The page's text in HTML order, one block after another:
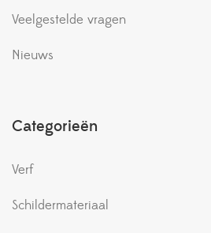
Veelgestelde vragen
Nieuws
Categorieën
Verf
Schildermateriaal